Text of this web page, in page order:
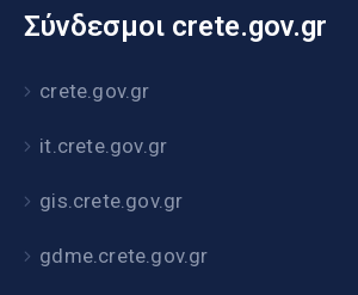
Σύνδεσμοι crete.gov.gr
crete.gov.gr
it.crete.gov.gr
gis.crete.gov.gr
gdme.crete.gov.gr